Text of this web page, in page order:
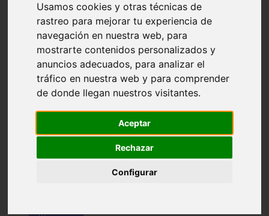
Usamos cookies y otras técnicas de
rastreo para mejorar tu experiencia de
navegación en nuestra web, para
mostrarte contenidos personalizados y
anuncios adecuados, para analizar el
tráfico en nuestra web y para comprender
de donde llegan nuestros visitantes.
Aceptar
Rechazar
Configurar
Cádiz - algodonales
Illes-balears - inca
Madrid - madrid
Málaga - torremolinos
Asturias - oviedo
Cádiz - el-puerto-de-santa-maría
Asturias - aller
Toledo - illescas
álava - vitoria-gasteiz
Zaragoza - zaragoza
Valencia - valencia
Toledo - seseña
Cantabria - val-de-san-vicente